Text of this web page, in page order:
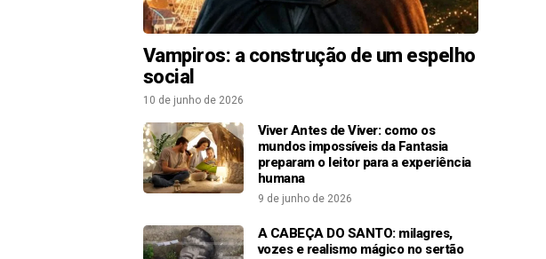
Vampiros: a construção de um espelho
social
10 de junho de 2026
Viver Antes de Viver: como os
mundos impossíveis da Fantasia
preparam o leitor para a experiência
humana
9 de junho de 2026
A CABEÇA DO SANTO: milagres,
vozes e realismo mágico no sertão